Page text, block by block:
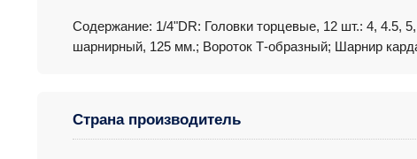
Содержание: 1/4"DR: Головки торцевые, 12 шт.: 4, 4.5,
шарнирный, 125 мм.; Вороток Т-образный; Шарнир
Страна производитель